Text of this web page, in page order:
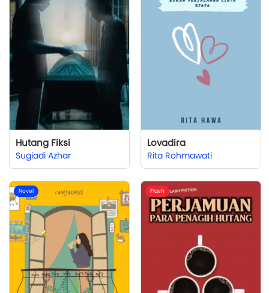
Hutang Fiksi
Sugiadi Azhar
Lovadira
Rita Rohmawati
Novel Flash